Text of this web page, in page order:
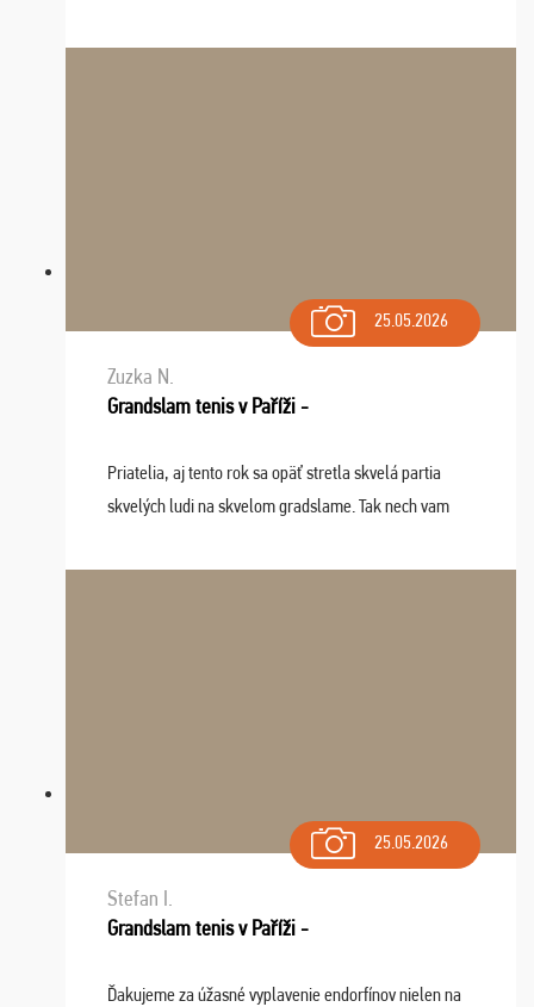
osudu - pohodový šefík Meďo, dobrá parti ...
25.05.2026
Zuzka N.
Grandslam tenis v Paříži -
Priatelia, aj tento rok sa opäť stretla skvelá partia
skvelých ludi na skvelom gradslame. Tak nech vam
sa na budúci rok. Prajem vam este veľa ta ...
25.05.2026
Stefan I.
Grandslam tenis v Paříži -
Ďakujeme za úžasné vyplavenie endorfínov nielen na